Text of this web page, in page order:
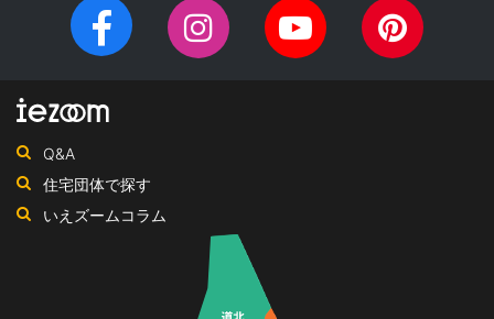
住宅会社を選びませんか？iezoom（いえズーム）は（株）北海道
住宅新聞社が、日頃の住宅業界への取材を元に、優れたハウスメ
ーカー・工務店を紹介するサイトです。
Facebook
ー
ジ
InstagramYouTube
チ
Q&A
住宅団体で探す
いえズームコラム